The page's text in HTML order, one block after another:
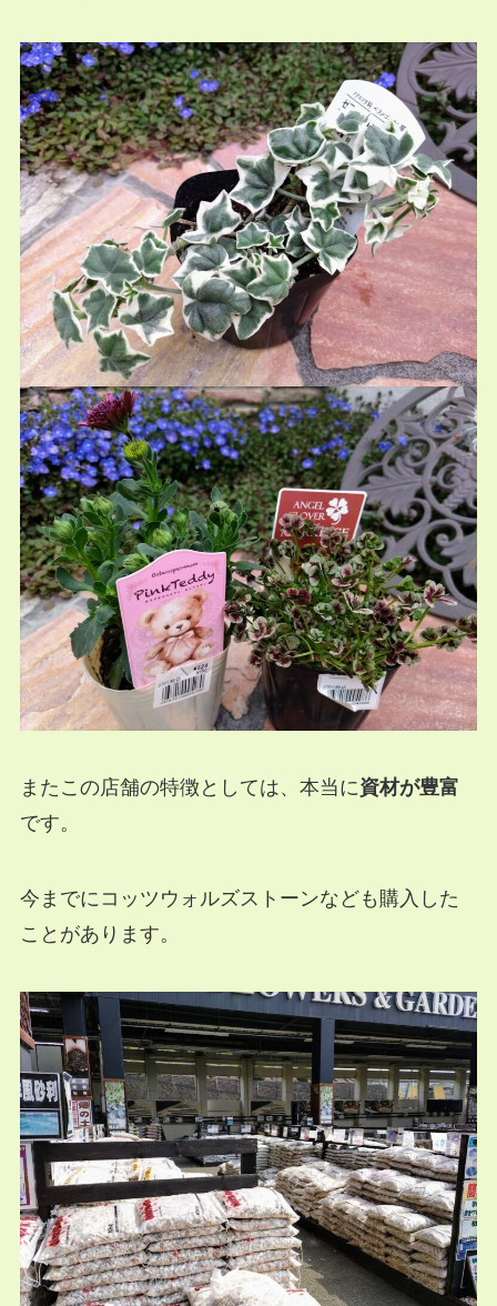
またこの店舗の特徴としては、本当に資材が豊富
です。
今までにコッツウォルズストーンなども購入した
ことがあります。